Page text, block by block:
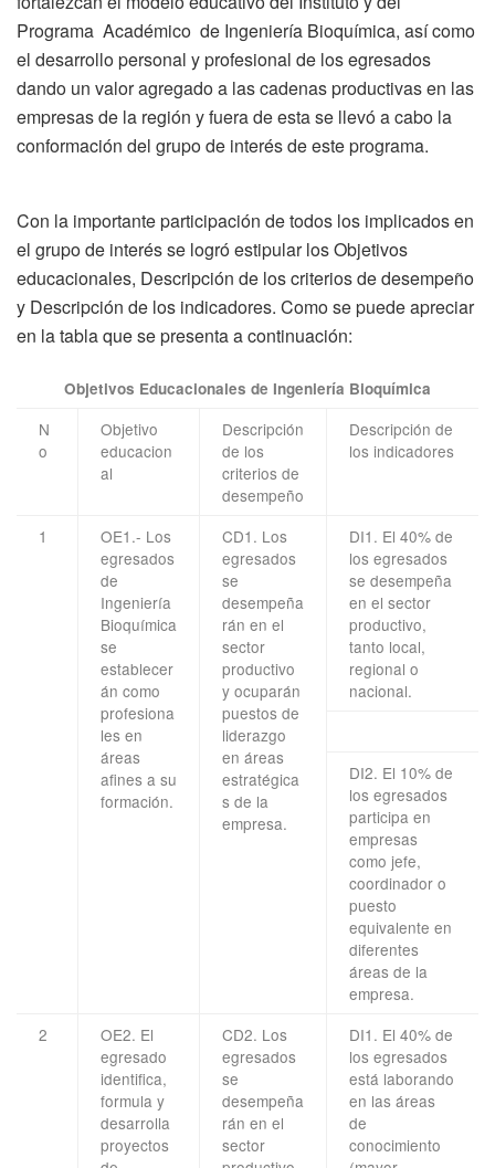
Programa Académico de Ingeniería Bioquímica, así como
el desarrollo personal y profesional de los egresados
dando un valor agregado a las cadenas productivas en las
empresas de la región y fuera de esta se llevó a cabo la
conformación del grupo de interés de este programa.
Con la importante participación de todos los implicados en
el grupo de interés se logró estipular los Objetivos
educacionales, Descripción de los criterios de desempeño
y Descripción de los indicadores. Como se puede apreciar
en la tabla que se presenta a continuación:
Objetivos Educacionales de Ingeniería Bioquímica
N
o
Objetivo
educacion
al
Descripción
de los
criterios de
desempeño
Descripción de
los indicadores
1
OE1.- Los
egresados
de
Ingeniería
Bioquímica
se
establecer
án como
profesiona
les en
áreas
afines a su
formación.
CD1. Los
egresados
se
desempeña
rán en el
sector
productivo
y ocuparán
puestos de
liderazgo
en áreas
estratégica
s de la
empresa.
DI1. El 40% de
los egresados
se desempeña
en el sector
productivo,
tanto local,
regional o
nacional.
DI2. El 10% de
los egresados
participa en
empresas
como jefe,
coordinador o
puesto
equivalente en
diferentes
áreas de la
empresa.
2
OE2. El
egresado
identifica,
formula y
desarrolla
proyectos
CD2. Los
egresados
se
desempeña
rán en el
sector
DI1. El 40% de
los egresados
está laborando
en las áreas
de
conocimiento